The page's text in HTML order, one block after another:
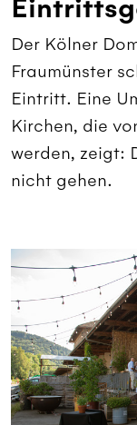
Der Kölner
Fraumünster
Eintritt. Eine
Kirchen, die
werden, zeigt:
nicht gehen.